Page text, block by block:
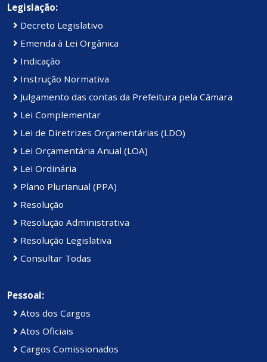
Legislação:
Decreto Legislativo
Emenda à Lei Orgânica
Indicação
Instrução Normativa
Julgamento das contas da Prefeitura pela Câmara
Lei Complementar
Lei de Diretrizes Orçamentárias (LDO)
Lei Orçamentária Anual (LOA)
Lei Ordinária
Plano Plurianual (PPA)
Resolução
Resolução Administrativa
Resolução Legislativa
Consultar Todas
Pessoal:
Atos dos Cargos
Atos Oficiais
Cargos Comissionados